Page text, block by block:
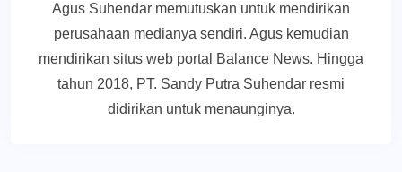
Agus Suhendar memutuskan untuk mendirikan
perusahaan medianya sendiri. Agus kemudian
mendirikan situs web portal Balance News. Hingga
tahun 2018, PT. Sandy Putra Suhendar resmi
didirikan untuk menaunginya.